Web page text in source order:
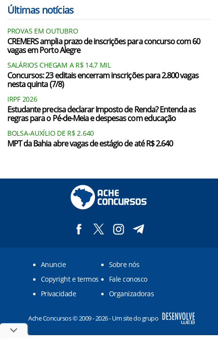
Últimas notícias
PROVAS EM OUTUBRO
CREMERS amplia prazo de inscrições para concurso com 60
vagas em Porto Alegre
SALÁRIOS CHEGAM A R$ 14,7 MIL
Concursos: 23 editais encerram inscrições para 2.800 vagas
nesta quinta (7/8)
IRPF 2026
Estudante precisa declarar Imposto de Renda? Entenda as
regras para o Pé-de-Meia e despesas com educação
BOLSA-AUXÍLIO DE R$ 2.640
MPT da Bahia abre vagas de estágio de até R$ 2.640
Anuncie
Sobre nós
Copyright e termos
Fale conosco
Privacidade
Organizadoras
Ache Concursos © 2009 - 2026 - Um site do grupo